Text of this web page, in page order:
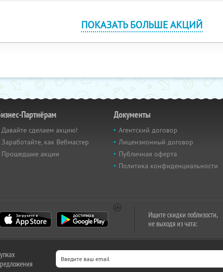
ПОКАЗАТЬ БОЛЬШЕ АКЦИЙ
Партнёрам
Давайте сделаем акцию!
Заработайте, как Вебмастер
Прошедшие акции
Документы
Агентский договор
Лицензионный договор
Публичная оферта
Политика конфиденциальности
Ищите скидки поблизости,
не выходя из чата: